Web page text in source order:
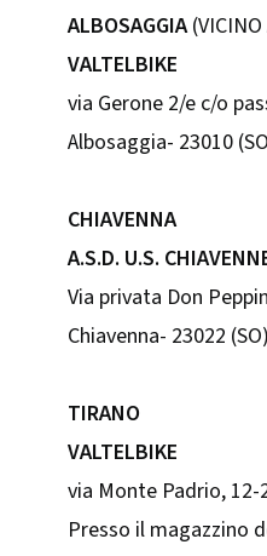
ALBOSAGGIA(VICINO
VALTELBIKE
via Gerone 2/e c/o
Albosaggia- 23010
CHIAVENNA
A.S.D. U.S.
Via privata Don
Chiavenna- 23022 (SO)
TIRANO
VALTELBIKE
via Monte Padrio, 12-
Presso il magazzino